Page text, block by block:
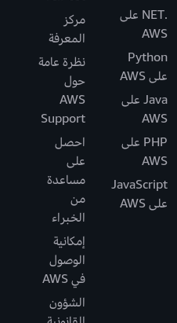
.NET على
AWS
Python
على AWS
Java على
AWS
PHP على
AWS
JavaScript
على AWS
مركز
المعرفة
نظرة عامة
حول
AWS
Support
احصل
على
مساعدة
من
الخبراء
إمكانية
الوصول
في AWS
الشؤون